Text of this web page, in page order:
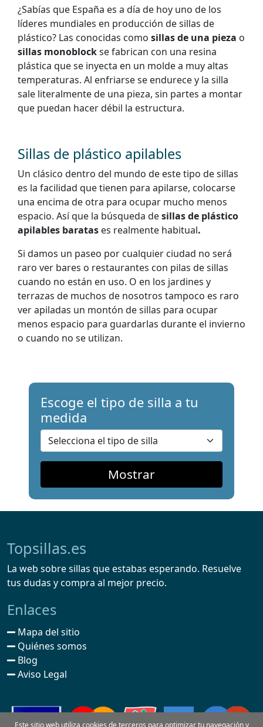
¿Sabías que España es a día de hoy uno de los
líderes mundiales en producción de sillas de
plástico? Las conocidas como sillas de una pieza o
sillas monoblockse fabrican con una resina
plástica que se inyecta en un molde a muy altas
temperaturas. Al enfriarse se endurece y la silla
sale literalmente de una pieza, sin partes a montar
que puedan hacer débil la estructura.
Sillas de plástico apilables
Un clásico dentro del mundo de este tipo de sillas
es la facilidad que tienen para apilarse, colocarse
una encima de otra para ocupar mucho menos
espacio. Así que la búsqueda desillas de plástico
apilables baratas es realmente habitual.
Si damos un paseo por cualquier ciudad no será
raro ver bares o restaurantes con pilas de sillas
cuando no están en uso. O en los jardines y
terrazas de muchos de nosotros tampoco es raro
ver apiladas un montón de sillas para ocupar
menos espacio para guardarlas durante el invierno
o cuando no se utilizan.
Escoge el tipo de silla atu
medida
Topsillas.es
La web sobre sillas que estabas esperando. Resuelve
tus dudas y compra al mejor precio.
Enlaces
Mapa del sitio
Quiénes somos
Blog
Aviso Legal
Este sitio web utiliza cookies de terceros para optimizar tu navegación y